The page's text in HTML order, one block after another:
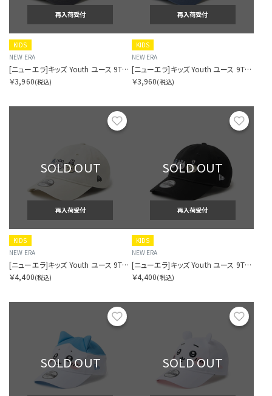
再入荷受付
KIDS
NEW ERA
[ニューエラ]キッズ Youth ユース 9TWENTY 2-Tone ニューヨーク・ヤンキース ストーン/グラファイト
￥3,960(税込)
再入荷受付
KIDS
NEW ERA
[ニューエラ]キッズ Youth ユース 9TWENTY 2-Tone ロサンゼルス・ドジャース ストーン/スレート
￥3,960(税込)
お気に入り
SOLD OUT
再入荷受付
KIDS
NEW ERA
[ニューエラ]キッズ Youth ユース 9TWENTY ちいかわ / ちいかわ・ハチワレ・うさぎ アイボリー
￥4,400(税込)
SOLD OUT
再入荷受付
KIDS
NEW ERA
[ニューエラ]キッズ Youth ユース 9TWENTY ちいかわ / ちいかわ・ハチワレ・うさぎ ブラック
￥4,400(税込)
お気に入り
SOLD OUT SOLD OUT